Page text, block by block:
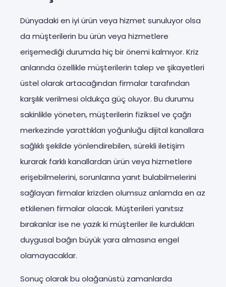
Dünyadaki en iyi ürün veya hizmet sunuluyor olsa
da müşterilerin bu ürün veya hizmetlere
erişemediği durumda hiç bir önemi kalmıyor. Kriz
anlarında özellikle müşterilerin talep ve şikayetleri
üstel olarak artacağından firmalar tarafından
karşılık verilmesi oldukça güç oluyor. Bu durumu
sakinlikle yöneten, müşterilerin fiziksel ve çağrı
merkezinde yarattıkları yoğunluğu dijital kanallara
sağlıklı şekilde yönlendirebilen, sürekli iletişim
kurarak farklı kanallardan ürün veya hizmetlere
erişebilmelerini, sorunlarına yanıt bulabilmelerini
sağlayan firmalar krizden olumsuz anlamda en az
etkilenen firmalar olacak. Müşterileri yanıtsız
bırakanlar ise ne yazık ki müşteriler ile kurdukları
duygusal bağın büyük yara almasına engel
olamayacaklar.
Sonuç olarak bu olağanüstü zamanlarda